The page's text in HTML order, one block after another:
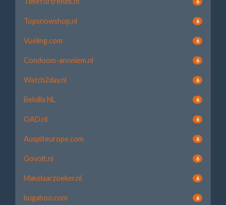
Topsnowshop.nl 6
Vueling.com 6
Condoom-anoniem.nl 6
Watch2day.nl 6
Belvilla NL 6
OAD.nl 6
Auspiteurope.com 6
Govolt.nl 6
Makelaarzoeker.nl 6
bugaboo.com 6